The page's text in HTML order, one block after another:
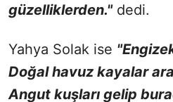
güzelliklerden."dedi.
Yahya Solak ise
Doğal havuz kayalar
Angut kuşları gelip